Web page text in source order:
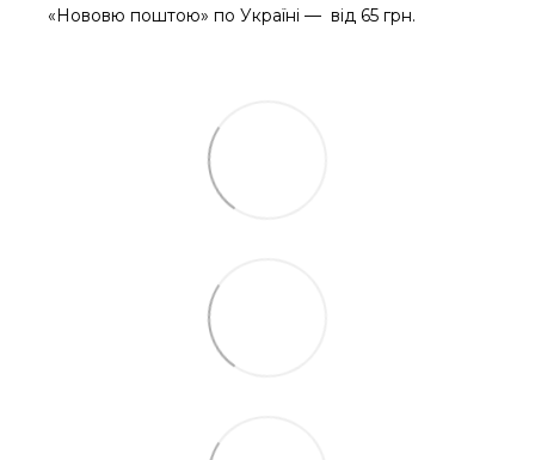
«Нововю поштою» по Україні — від 65 грн.